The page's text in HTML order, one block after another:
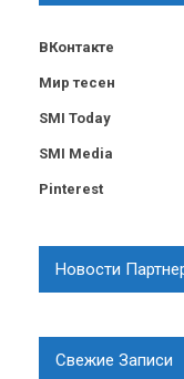
ВКонтакте
Мир тесен
SMI Today
SMI Media
Pinterest
Новости
Свежие Записи